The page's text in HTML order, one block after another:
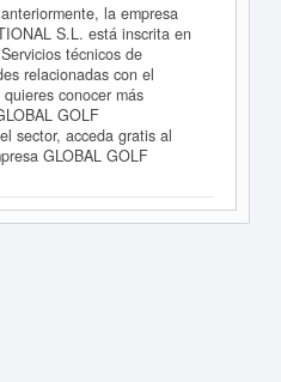
la empresa
S.L. está inscrita en
técnicos de
relacionadas con el
conocer más
GOLF
sector, acceda gratis al
GLOBAL GOLF